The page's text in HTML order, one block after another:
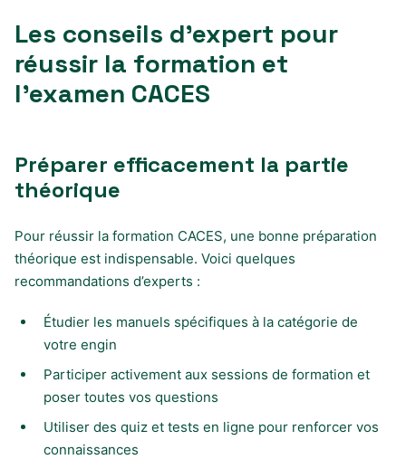
Les conseils d’expert pour
réussir la formation et
l’examen CACES
Préparer efficacement la partie
théorique
Pour réussir la formation CACES, une bonne préparation
théorique est indispensable. Voici quelques
recommandations d’experts :
Étudier les manuels spécifiques à la catégorie de
votre engin
Participer activement aux sessions de formation et
poser toutes vos questions
Utiliser des quiz et tests en ligne pour renforcer vos
connaissances